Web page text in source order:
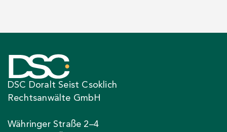
DSC Doralt Seist Csoklich
Rechtsanwälte GmbH
Währinger Straße 2–4